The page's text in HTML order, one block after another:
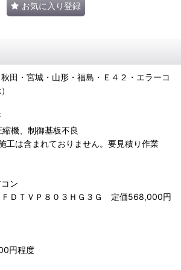
お気に入り登録
田・宮城・山形・福島・Ｅ４２・エラーコ
機、制御基板不良
工は含まれておりません。要見積り作業
ン
ＤＴＶＰ８０３ＨＧ３Ｇ 定価568,000円
円程度